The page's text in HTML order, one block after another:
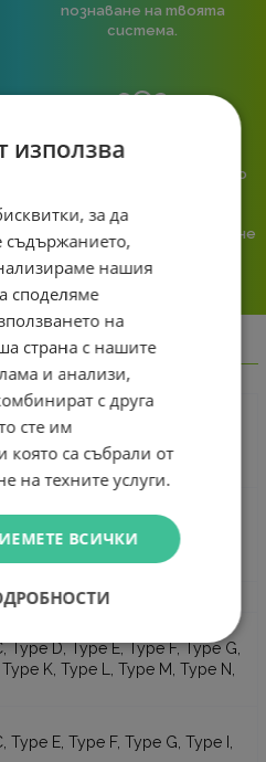
познаване на твоята
система.
Ние сме малък екип и точно
отговорност за всяка
поръчка. Ако има проблем – не
го прехвърляме, а го
решаваме.
с повечето електронни
при 250V и до 1000W при
USB устройства.
Type D, Type E, Type F, Type G,
K, Type L, Type M, Type N,
E, Type F, Type G, Type I,
използва
за да
съдържанието,
нашия
споделяме
на
страна с нашите
и анализи,
с друга
сте им
която са събрали от
на техните услуги.
ВСИЧКИ